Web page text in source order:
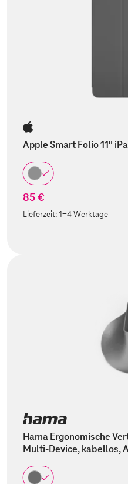
Apple Smart Folio 11"
85 €
Lieferzeit:1-4 Werktage
Hama Ergonomische
Multi-Device, kabellos,